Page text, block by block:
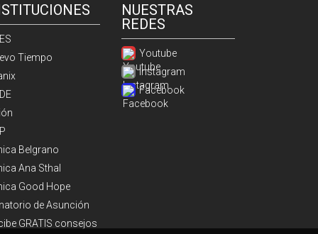
Tiempo
Belgrano
Ana Sthal
Good Hope
de Asunción
GRATIS consejos
NUESTRAS
REDES
Youtube
Instagram
Facebook